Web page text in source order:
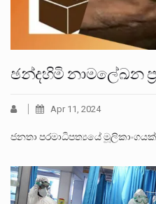
ඡන්දහිමි නාමලේඛන
Apr 11, 2024
ජනතා පරමාධිපත්‍යයේ